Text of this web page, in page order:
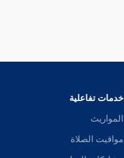
خدمات تفاعلية
المواريث
مواقيت الصلاة